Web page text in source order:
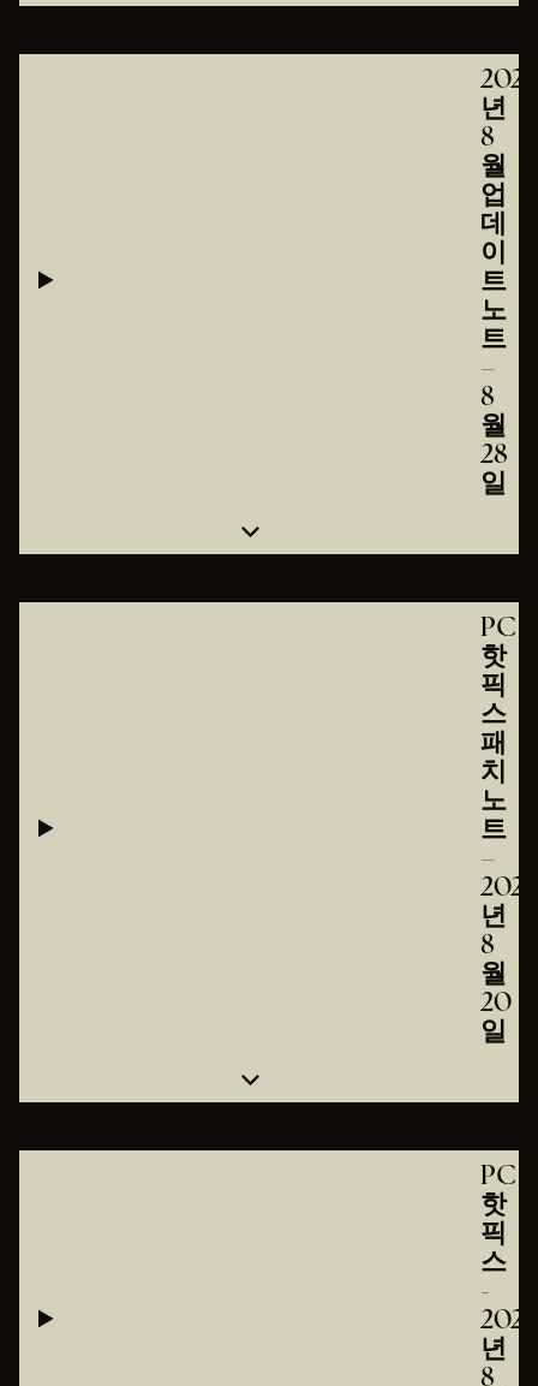
2025
년
8
월
업
데
이
트
노
트
–
8
월
28
일
PC
핫
픽
스
패
치
노
트
–
2025
년
8
월
20
일
PC
핫
픽
스
-
2025
년
8